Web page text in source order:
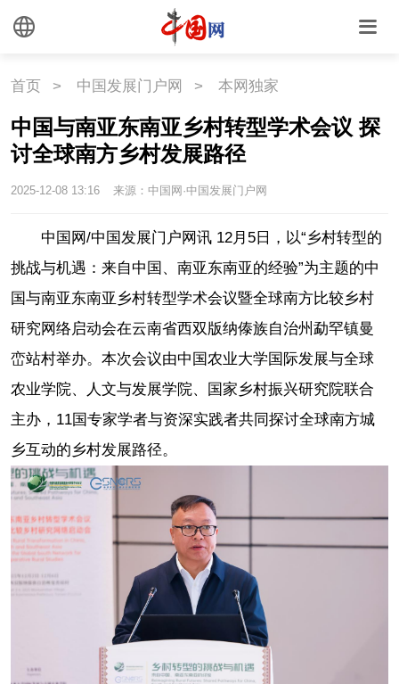
首页 > 中国发展门户网 > 本网独家
中国与南亚东南亚乡村转型学术会议 探
讨全球南方乡村发展路径
2025-12-08 13:16 来源：中国网·中国发展门户网
中国网/中国发展门户网讯 12月5日，以“乡村转型的
挑战与机遇：来自中国、南亚东南亚的经验”为主题的中
国与南亚东南亚乡村转型学术会议暨全球南方比较乡村
研究网络启动会在云南省西双版纳傣族自治州勐罕镇曼
峦站村举办。本次会议由中国农业大学国际发展与全球
农业学院、人文与发展学院、国家乡村振兴研究院联合
主办，11国专家学者与资深实践者共同探讨全球南方城
乡互动的乡村发展路径。